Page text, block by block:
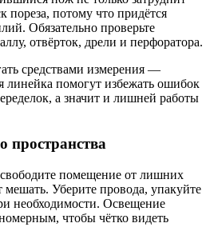
пореза, потому что придётся
Обязательно проверьте
отвёрток, дрели и перфоратора.
средствами измерения —
линейка помогут избежать ошибок
а значит и лишней работы
пространства
помещение от лишних
мешать. Уберите провода, упакуйте
необходимости. Освещение
чтобы чётко видеть